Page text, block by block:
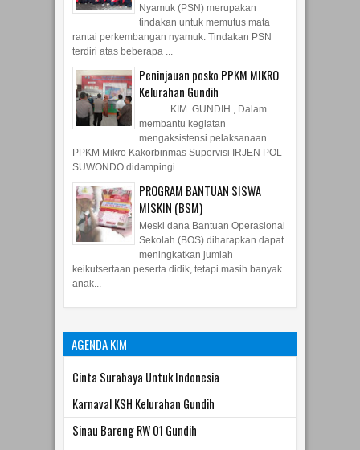
Nyamuk (PSN) merupakan
tindakan untuk memutus mata
rantai perkembangan nyamuk. Tindakan PSN
terdiri atas beberapa ...
Peninjauan posko PPKM MIKRO
Kelurahan Gundih
KIM GUNDIH , Dalam
membantu kegiatan
mengaksistensi pelaksanaan
PPKM Mikro Kakorbinmas Supervisi IRJEN POL
SUWONDO didampingi ...
PROGRAM BANTUAN SISWA
MISKIN (BSM)
Meski dana Bantuan Operasional
Sekolah (BOS) diharapkan dapat
meningkatkan jumlah
keikutsertaan peserta didik, tetapi masih banyak
anak...
AGENDA KIM
Cinta Surabaya Untuk Indonesia
Karnaval KSH Kelurahan Gundih
Sinau Bareng RW 01 Gundih